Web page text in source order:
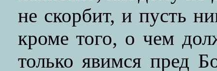
не скорбит, и пусть
кроме того, о чем
только явимся пред